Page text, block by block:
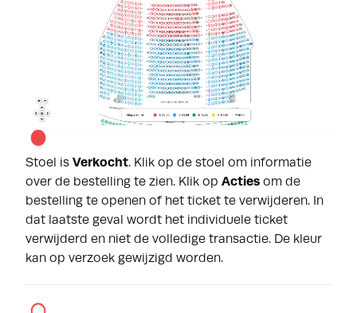
Stoel is Verkocht. Klik op de stoel om informatie
over de bestelling te zien. Klik op Acties om de
bestelling te openen of het ticket te verwijderen. In
dat laatste geval wordt het individuele ticket
verwijderd en niet de volledige transactie. De kleur
kan op verzoek gewijzigd worden.